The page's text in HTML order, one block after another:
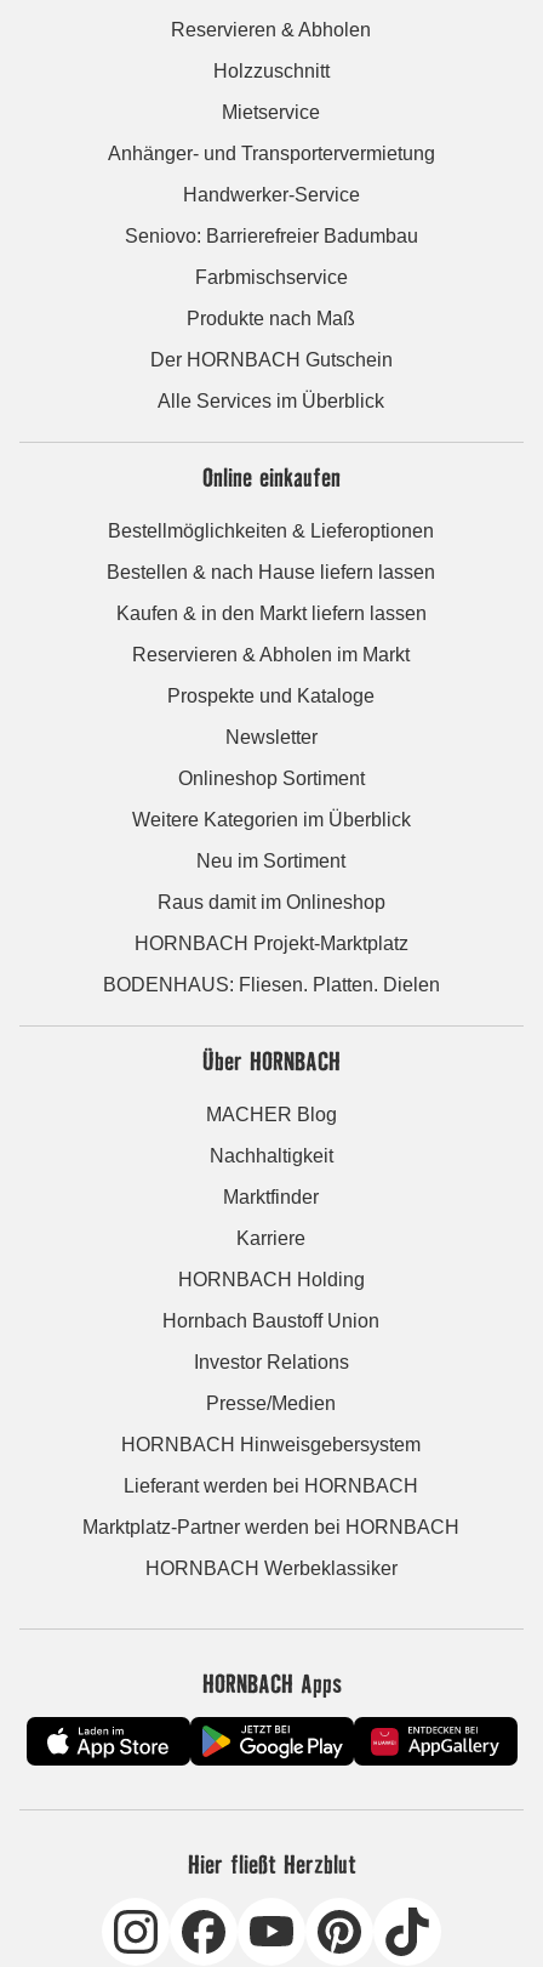
Reservieren & Abholen
Holzzuschnitt
Mietservice
Anhänger- und Transportervermietung
Handwerker-Service
Seniovo: Barrierefreier Badumbau
Farbmischservice
Produkte nach Maß
Der HORNBACH Gutschein
Alle Services im Überblick
Online einkaufen
Bestellmöglichkeiten & Lieferoptionen
Bestellen & nach Hause liefern lassen
Kaufen & in den Markt liefern lassen
Reservieren & Abholen im Markt
Prospekte und Kataloge
Newsletter
Onlineshop Sortiment
Weitere Kategorien im Überblick
Neu im Sortiment
Raus damit im Onlineshop
HORNBACH Projekt-Marktplatz
BODENHAUS: Fliesen. Platten. Dielen
Über HORNBACH
MACHER Blog
Nachhaltigkeit
Marktfinder
Karriere
HORNBACH Holding
Hornbach Baustoff Union
Investor Relations
Presse/Medien
HORNBACH Hinweisgebersystem
Lieferant werden bei HORNBACH
Marktplatz-Partner werden bei HORNBACH
HORNBACH Werbeklassiker
HORNBACH Apps
Hier fließt Herzblut